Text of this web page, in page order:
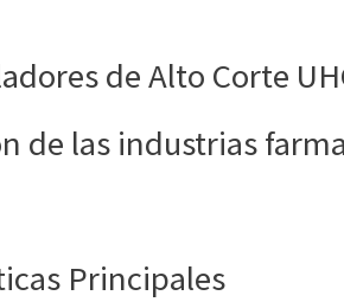
de Alto Corte
de las industrias
Principales